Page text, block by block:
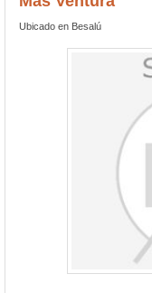
Ubicado en Besalú